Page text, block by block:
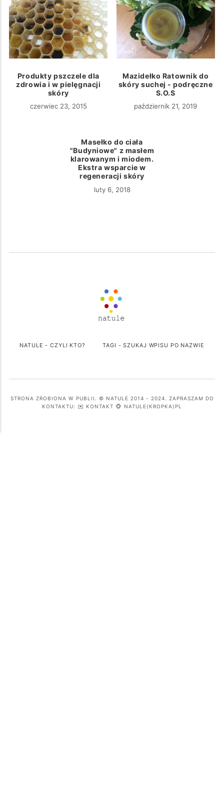
Produkty pszczele dla
zdrowia i w pielęgnacji
skóry
czerwiec 23, 2015
Mazidełko Ratownik do
skóry suchej - podręczne
S.O.S
październik 21, 2019
Masełko do ciała
"Budyniowe" z masłem
klarowanym i miodem.
Ekstra wsparcie w
regeneracji skóry
luty 6, 2018
NATULE - CZYLI KTO? TAGI - SZUKAJ WPISU PO NAZWIE
STRONA ZROBIONA W PUBLII. © NATULE 2014 - 2024. ZAPRASZAM DO
KONTAKTU: ✉️ KONTAKT 🐵 NATULE(KROPKA)PL